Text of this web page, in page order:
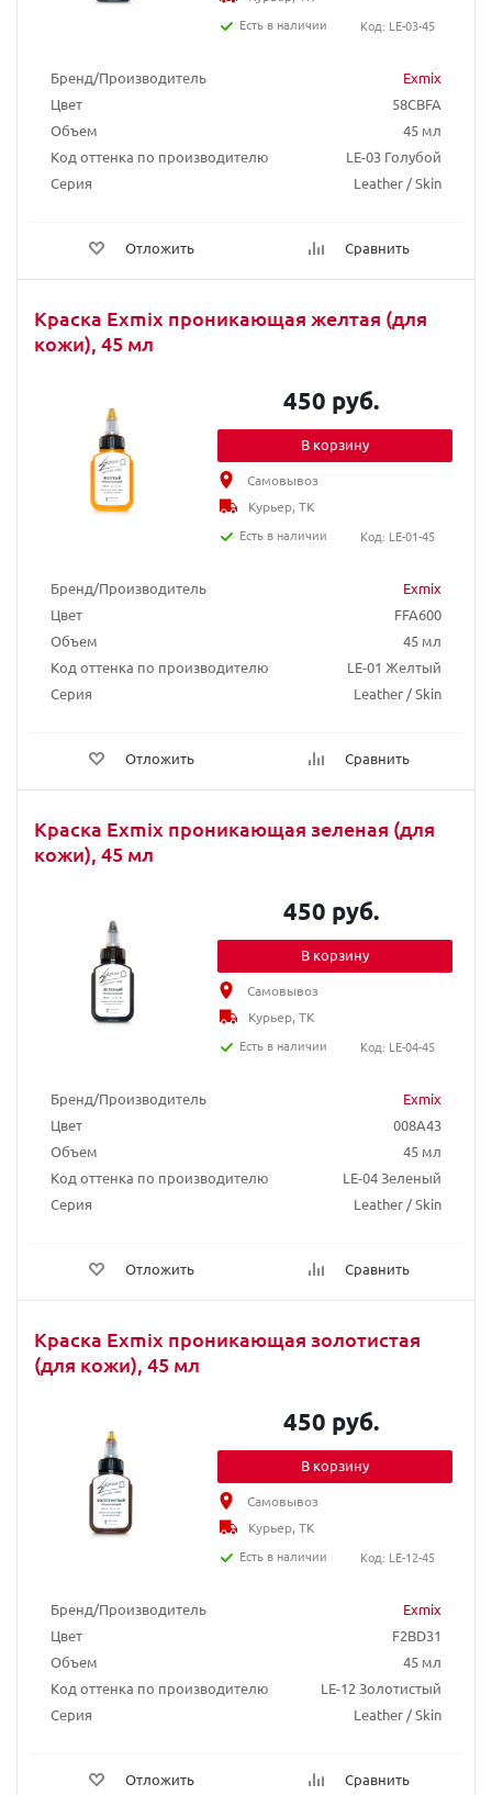
Бренд/Производитель
Exmix
Цвет
58CBFA
Объем
45 мл
Код оттенка по производителю
LE-03 Голубой
Серия
Leather / Skin
Отложить Сравнить
Есть в наличии
Код: LE-03-45
Краска Exmix проникающая желтая (для
кожи), 45 мл
Бренд/Производитель
Exmix
Цвет
FFA600
Объем
45 мл
Код оттенка по производителю
LE-01 Желтый
Серия
Leather / Skin
Отложить Сравнить
450 руб.
В корзину
Самовывоз
Курьер, ТК
Есть в наличии
Код: LE-01-45
Краска Exmix проникающая зеленая (для
кожи), 45 мл
Бренд/Производитель
Exmix
Цвет
008A43
Объем
45 мл
Код оттенка по производителю
LE-04 Зеленый
Серия
Leather / Skin
Отложить Сравнить
450 руб.
В корзину
Самовывоз
Курьер, ТК
Есть в наличии
Код: LE-04-45
Краска Exmix проникающая золотистая
(для кожи), 45 мл
Бренд/Производитель
Exmix
Цвет
F2BD31
Объем
45 мл
Код оттенка по производителю
LE-12 Золотистый
Серия
Leather / Skin
Отложить Сравнить
450 руб.
В корзину
Самовывоз
Курьер, ТК
Есть в наличии
Код: LE-12-45